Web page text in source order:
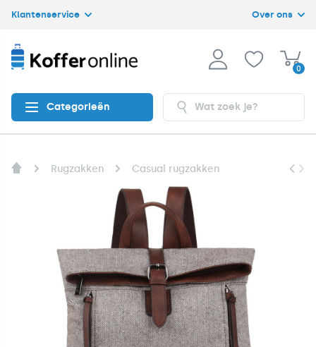
Klantenservice Over ons
0
Categorieën
Rugzakken Casual rugzakken